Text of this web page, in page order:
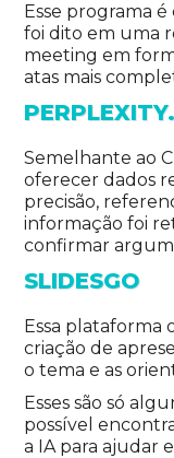
Esse programa
foi dito em uma
meeting em
atas mais
Semelhante ao
oferecer dados
precisão,
informação foi
confirmar
SLIDESGO
Essa plataforma
criação de
o tema e as
Esses são só
possível
a IA para ajudar